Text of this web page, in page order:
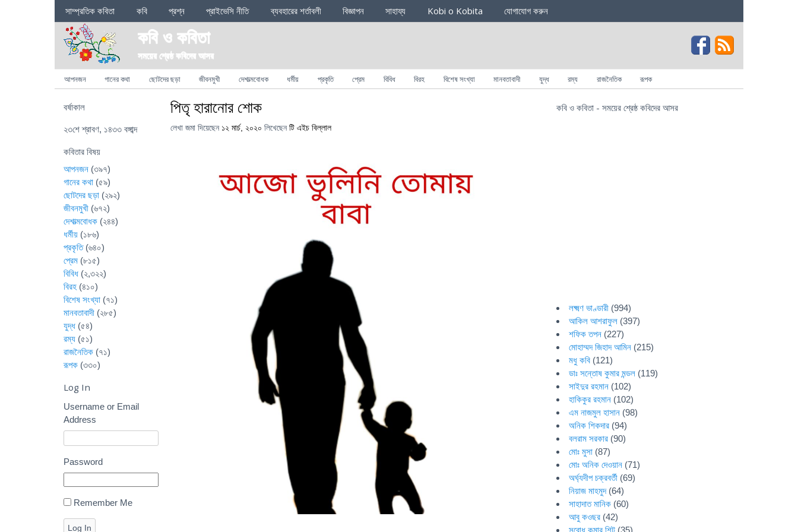
Sections
সাম্প্রতিক কবিতা কবি প্রশ্ন প্রাইভেসি নীতি ব্যবহারের শর্তাবলী বিজ্ঞাপন সাহায্য Kobi o Kobita যোগাযোগ করুন
কবি ও কবিতা
সময়ের শ্রেষ্ঠ কবিদের আসর
Categories
আপনজন গানের কথা ছোটদের ছড়া জীবনমুখী দেশাত্মবোধক ধর্মীয় প্রকৃতি প্রেম বিবিধ বিরহ বিশেষ সংখ্যা মানবতাবাদী যুদ্ধ রম্য রাজনৈতিক রূপক
পিতৃ হারানোর শোক
লেখা জমা দিয়েছেন ১২ মার্চ, ২০২০ লিখেছেন টি এইচ বিল্লাল
বর্ষাকাল
২৩শে শ্রাবণ, ১৪৩৩ বঙ্গাব্দ
কবিতার বিষয়
আপনজন (৩৯৭)
গানের কথা (৫৯)
ছোটদের ছড়া (২৯২)
জীবনমুখী (৬৭২)
দেশাত্মবোধক (২৪৪)
ধর্মীয় (১৮৬)
প্রকৃতি(৬৪০)
প্রেম (৮১৫)
বিবিধ (২,৩২২)
বিরহ (৪১০)
বিশেষ সংখ্যা (৭১)
মানবতাবাদী (২৮৫)
যুদ্ধ (৫৪)
রম্য (৫১)
রাজনৈতিক (৭১)
রূপক (৩৩০)
Log In
Username or Email
Address
Password
Remember Me
Log In
কবি ও কবিতা - সময়ের শ্রেষ্ঠ কবিদের আসর
লক্ষ্মণ ভাণ্ডারী (994)
আকিল আশরাফুল (397)
শফিক তপন (227)
মোহাম্মদ জিহাদ আমিন (215)
মধু কবি (121)
ডাঃ সন্তোষ কুমার মন্ডল (119)
সাইদুর রহমান (102)
হাকিকুর রহমান (102)
এম নাজমুল হাসান (98)
অনিক শিকদার (94)
বলরাম সরকার (90)
মোঃ মুসা (87)
মোঃ অনিক দেওয়ান (71)
অর্ঘ্যদীপ চক্রবর্তী (69)
নিয়াজ মাহমুদ(64)
সাহাদাত মানিক (60)
আবু কওছর (42)
সুবোধ কুমার শিট (35)